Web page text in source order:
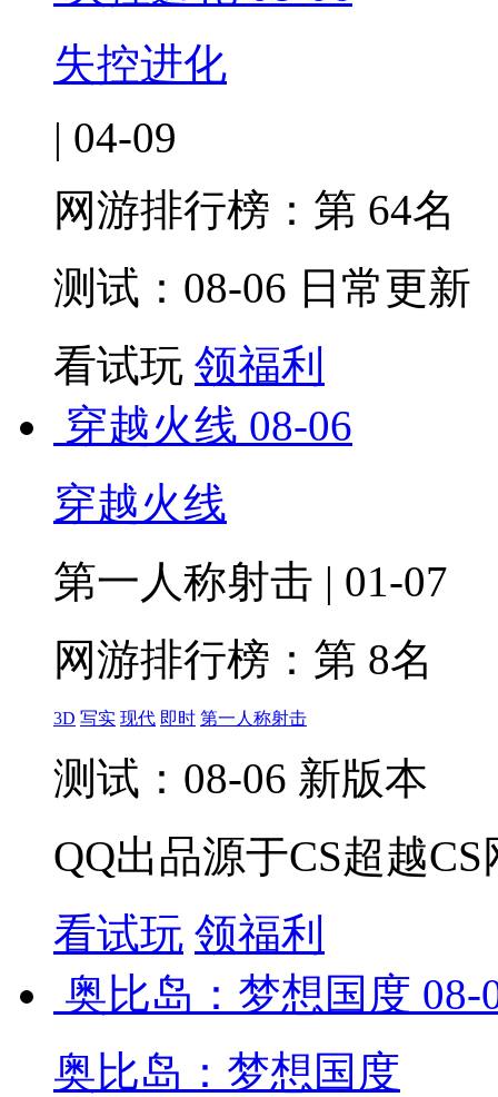
失控进化
| 04-09
网游排行榜： 第 64名
测试：08-06 日常更新
看试玩 领福利
穿越火线 08-06
穿越火线
第一人称射击 | 01-07
网游排行榜： 第 8名
3D 写实 现代 即时 第一人称射击
测试：08-06 新版本
QQ出品源于CS超越CS
看试玩 领福利
奥比岛：梦想国度 08-
奥比岛：梦想国度